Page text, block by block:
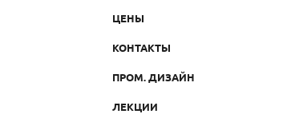
ЦЕНЫ
КОНТАКТЫ
ПРОМ. ДИЗАЙН
ЛЕКЦИИ